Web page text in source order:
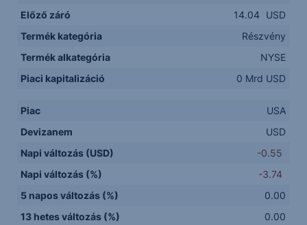
Előző záró
14.04
USD
Termék kategória
Részvény
Termék alkategória
NYSE
Piaci kapitalizáció
0 Mrd USD
Piac
USA
Devizanem
USD
Napi változás (USD)
-0.55
Napi változás (%)
-3.74
5 napos változás (%)
0.00
13 hetes változás (%)
0.00